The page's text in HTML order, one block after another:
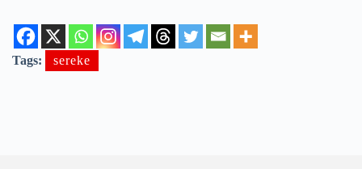
Tags: sereke